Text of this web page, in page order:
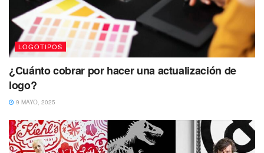
LOGOTIPOS
¿Cuánto cobrar por hacer una actualización de
logo?
9 MAYO, 2025